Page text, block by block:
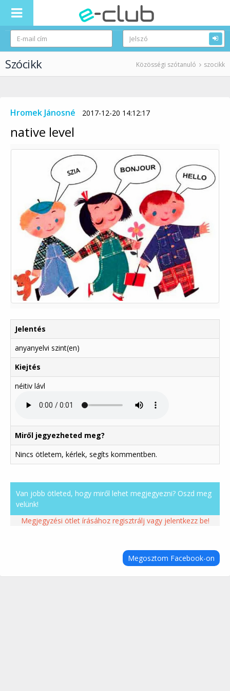
Szócikk Közösségi szótanuló szocikk
Hromek Jánosné 2017-12-20 14:12:17
native level
Jelentés
anyanyelvi szint(en)
Kiejtés
néitiv lávl
Miről jegyezheted meg?
Nincs ötletem, kérlek, segíts kommentben.
Van jobb ötleted, hogy miről lehet megjegyezni? Oszd meg
velünk!
Megjegyzési ötlet írásához regisztrálj vagy jelentkezz be!
Megosztom Facebook-on